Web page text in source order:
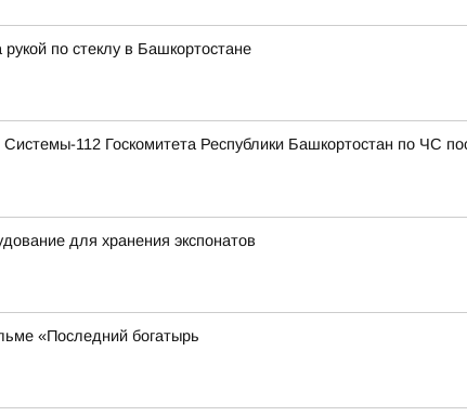
по стеклу в Башкортостане
112 Госкомитета Республики Башкортостан по ЧС
для хранения экспонатов
«Последний богатырь